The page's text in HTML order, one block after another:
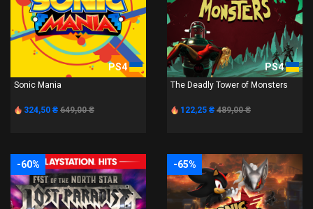
PS4
Sonic Mania
324,50 ₴ 649,00 ₴
PS4
The Deadly Tower of Monsters
122,25 ₴ 489,00 ₴
-60% -65%